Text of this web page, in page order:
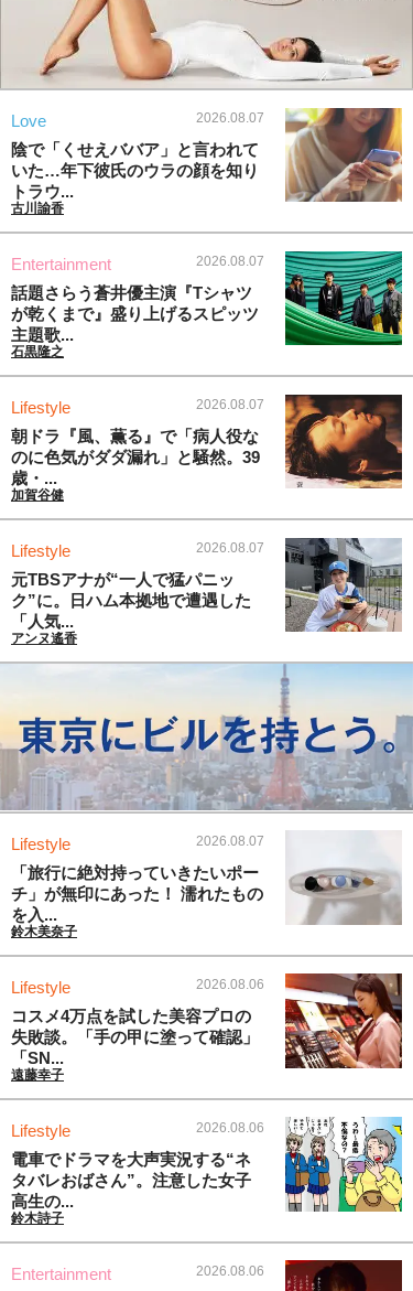
Love 2026.08.07
陰で「くせえババア」と言われて
いた…年下彼氏のウラの顔を知り
トラウ...
古川諭香
Entertainment 2026.08.07
話題さらう蒼井優主演『Tシャツ
が乾くまで』盛り上げるスピッツ
主題歌...
石黒隆之
Lifestyle 2026.08.07
朝ドラ『風、薫る』で「病人役な
のに色気がダダ漏れ」と騒然。39
歳・...
加賀谷健
Lifestyle 2026.08.07
元TBSアナが“一人で猛パニッ
ク”に。日ハム本拠地で遭遇した
「人気...
アンヌ遙香
Lifestyle 2026.08.07
「旅行に絶対持っていきたいポー
チ」が無印にあった！ 濡れたもの
を入...
鈴木美奈子
Lifestyle 2026.08.06
コスメ4万点を試した美容プロの
失敗談。「手の甲に塗って確認」
「SN...
遠藤幸子
Lifestyle 2026.08.06
電車でドラマを大声実況する“ネ
タバレおばさん”。注意した女子
高生の...
鈴木詩子
Entertainment 2026.08.06